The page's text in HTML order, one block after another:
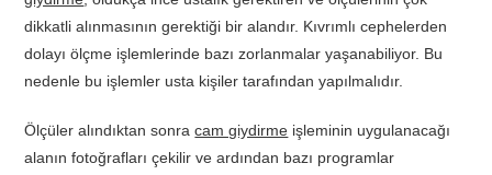
dikkatli alınmasının gerektiği bir alandır. Kıvrımlı cephelerden
dolayı ölçme işlemlerinde bazı zorlanmalar yaşanabiliyor. Bu
nedenle bu işlemler usta kişiler tarafından yapılmalıdır.
Ölçüler alındıktan sonracam giydirme işleminin uygulanacağı
alanın fotoğrafları çekilir ve ardından bazı programlar